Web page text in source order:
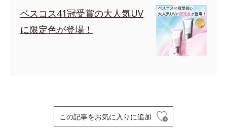
ベスコス41冠受賞の大人気UV
に限定色が登場！
この記事をお気に入りに追加